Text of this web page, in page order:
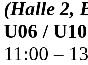
(Halle 2,
U06 /
11:00 –